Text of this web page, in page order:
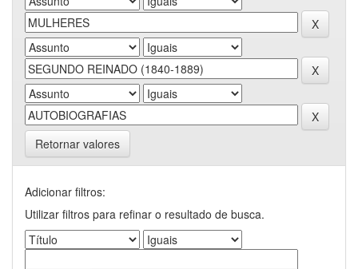
Retornar valores
Adicionar filtros:
Utilizar filtros para refinar o resultado de busca.